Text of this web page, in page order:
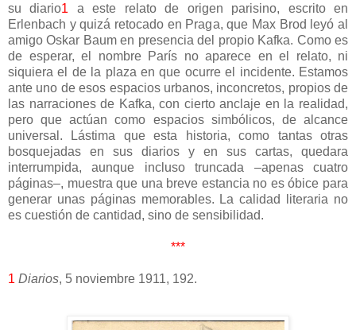
su diario1 a este relato de origen parisino, escrito en
Erlenbach y quizá retocado en Praga, que Max Brod leyó al
amigo Oskar Baum en presencia del propio Kafka. Como es
de esperar, el nombre París no aparece en el relato, ni
siquiera el de la plaza en que ocurre el incidente. Estamos
ante uno de esos espacios urbanos, inconcretos, propios de
las narraciones de Kafka, con cierto anclaje en la realidad,
pero que actúan como espacios simbólicos, de alcance
universal. Lástima que esta historia, como tantas otras
bosquejadas en sus diarios y en sus cartas, quedara
interrumpida, aunque incluso truncada ‒apenas cuatro
páginas‒, muestra que una breve estancia no es óbice para
generar unas páginas memorables. La calidad literaria no
es cuestión de cantidad, sino de sensibilidad.
***
1 Diarios, 5 noviembre 1911, 192.